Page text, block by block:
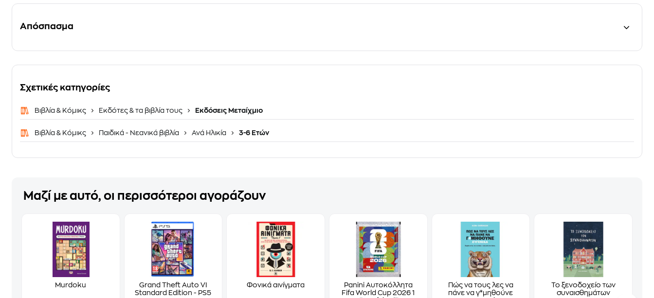
Απόσπασμα
Σχετικές κατηγορίες
Βιβλία & Κόμικς Εκδότες & τα βιβλία τους Εκδόσεις Μεταίχμιο
Βιβλία & Κόμικς Παιδικά - Νεανικά βιβλία Ανά Ηλικία 3-6 Ετών
Μαζί με αυτό, οι περισσότεροι αγοράζουν
Murdoku
Grand Theft Auto VI
Standard Edition - PS5
Φονικά αινίγματα
Panini Αυτοκόλλητα
Fifa World Cup 2026 1
Πώς να τους λες να
πάνε να γ*μηθούνε
Το ξενοδοχείο των
συναισθημάτων